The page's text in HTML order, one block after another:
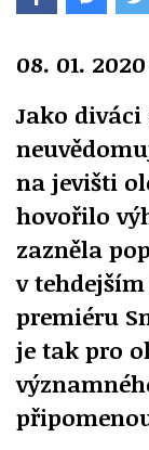
08. 01.
Jako diváci
na jevišti
hovořilo
zazněla
v
premiéru
je tak pro